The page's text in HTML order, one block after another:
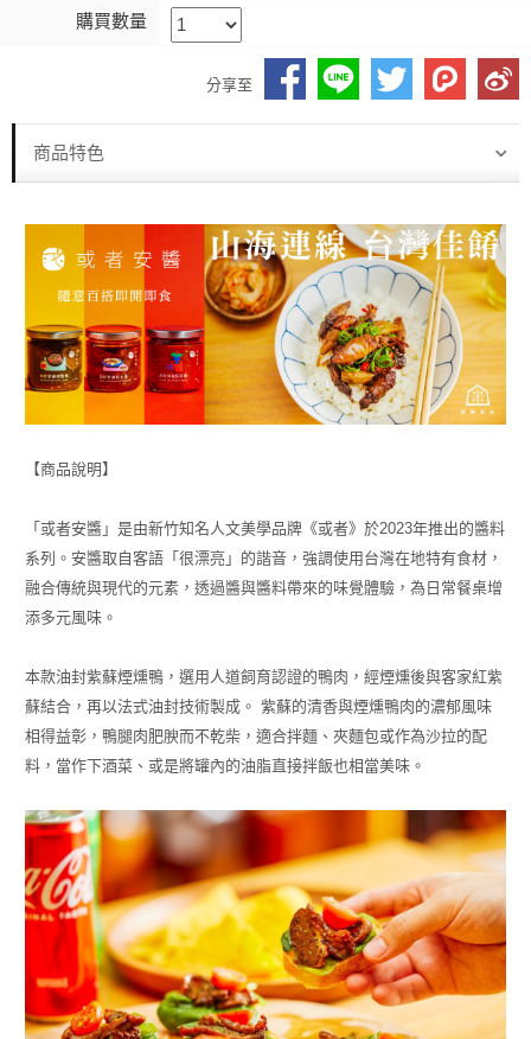
購買數量
分享至
商品特色
【商品說明】
「或者安醬」是由新竹知名人文美學品牌《或者》於2023年推出的醬料
系列。安醬取自客語「很漂亮」的諧音，強調使用台灣在地特有食材，
融合傳統與現代的元素，透過醬與醬料帶來的味覺體驗，為日常餐桌增
添多元風味。
本款油封紫蘇煙燻鴨，選用人道飼育認證的鴨肉，經煙燻後與客家紅紫
蘇結合，再以法式油封技術製成。 紫蘇的清香與煙燻鴨肉的濃郁風味
相得益彰，鴨腿肉肥腴而不乾柴，適合拌麵、夾麵包或作為沙拉的配
料，當作下酒菜、或是將罐內的油脂直接拌飯也相當美味。